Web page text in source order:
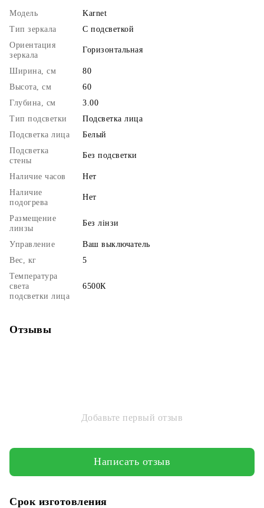
Модель
Karnet
Тип зеркала
С подсветкой
Ориентация
зеркала
Горизонтальная
Ширина, см
80
Высота, см
60
Глубина, см
3.00
Тип подсветки
Подсветка лица
Подсветка лица
Белый
Подсветка
стены
Без подсветки
Наличие часов
Нет
Наличие
подогрева
Нет
Размещение
линзы
Без лінзи
Управление
Ваш выключатель
Вес, кг
5
Температура
света
подсветки лица
6500К
Отзывы
Добавьте первый отзыв
Написать отзыв
Срок изготовления